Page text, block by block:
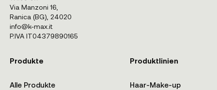
Via Manzoni 16,
Ranica (BG), 24020
info@k-max.it
P.IVA IT04379890165
Produkte
Alle Produkte
Produktlinien
Haar-Make-up